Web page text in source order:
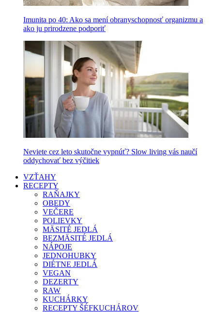
Imunita po 40: Ako sa mení obranyschopnosť organizmu a
ako ju prirodzene podporiť
Neviete cez leto skutočne vypnúť? Slow living vás naučí
oddychovať bez výčitiek
VZŤAHY
RECEPTY
RAŇAJKY
OBEDY
VEČERE
POLIEVKY
MÄSITÉ JEDLÁ
BEZMÄSITÉ JEDLÁ
NÁPOJE
JEDNOHUBKY
DIÉTNE JEDLÁ
VEGAN
DEZERTY
RAW
KUCHÁRKY
RECEPTY ŠÉFKUCHÁROV